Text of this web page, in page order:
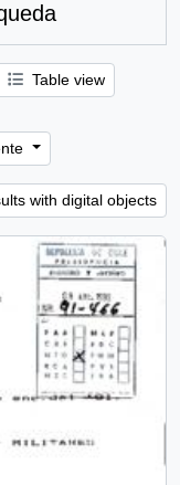
Table view
with digital objects